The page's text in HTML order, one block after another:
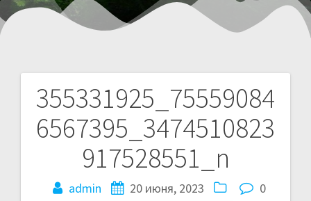
355331925_75559084
6567395_3474510823
917528551_n
admin 20 июня, 2023 0